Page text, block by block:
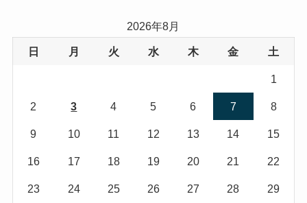
2026年8月
日 月 火 水 木 金 土
1
2 3 4 5 6 7 8
9 10 11 12 13 14 15
16 17 18 19 20 21 22
23 24 25 26 27 28 29